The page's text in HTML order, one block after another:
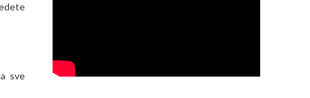
sve